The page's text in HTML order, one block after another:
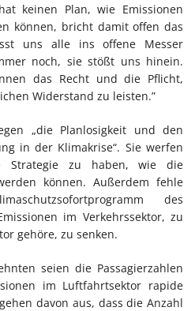
keinen Plan, wie Emissionen
können, bricht damit offen das
uns alle ins offene Messer
noch, sie stößt uns hinein.
das Recht und die Pflicht,
Widerstand zu leisten.”
„die Planlosigkeit und den
in der Klimakrise“. Sie werfen
Strategie zu haben, wie die
können. Außerdem fehle
des
im Verkehrssektor, zu
gehöre, zu senken.
seien die Passagierzahlen
im Luftfahrtsektor rapide
davon aus, dass die Anzahl